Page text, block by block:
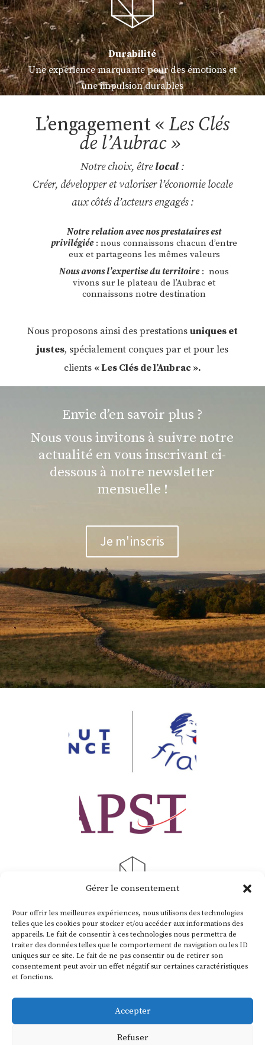
Gérer le consentement
Pour offrir les meilleures expériences, nous utilisons des technologies
telles que les cookies pour stocker et/ou accéder aux informations des
appareils. Le fait de consentir à ces technologies nous permettra de
traiter des données telles que le comportement de navigation ou les ID
uniques sur ce site. Le fait de ne pas consentir ou de retirer son
consentement peut avoir un effet négatif sur certaines caractéristiques
et fonctions.
Accepter
Refuser
Durabilité
Une expérience marquante pour des émotions et
une impulsion durables
L’engagement « Les Clés
de l’Aubrac »
Notre choix, êtrelocal :
Créer, développer et valoriser l’économie locale
aux côtés d’acteurs engagés :
Notre relation avec nos prestataires est
privilégiée: nous connaissons chacun d’entre
eux et partageons les mêmes valeurs
Nous avons l’expertise du territoire: nous
vivons sur le plateau de l’Aubrac et
connaissons notre destination
Nous proposons ainsi des prestations uniques et
justes, spécialement conçues par et pour les
clients « Les Clés de l’Aubrac ».
Envie d’en savoir plus ?
Nous vous invitons à suivre notre
actualité en vous inscrivant ci-
dessous à notre newsletter
mensuelle !
Je m'inscris
Contactez-nous !